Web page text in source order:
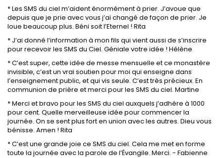
* Les SMS du ciel m’aident énormément à prier. J’avoue que
depuis que je prie avec vous j’ai changé de façon de prier. Je
loue beaucoup plus. Béni soit l’Eternel ! Rita
* J’ai donné l’information à mon fils qui vient aussi de s’inscrire
pour recevoir les SMS du Ciel. Géniale votre idée ! Hélène
* C’est super, cette idée de messe mensuelle et ce monastère
invisible, c’est un vrai soutien pour moi qui enseigne dans
l’enseignement public, et qui vis seule. C’est très précieux. En
communion de prière et merci pour les SMS du ciel. Martine
* Merci et bravo pour les SMS du ciel auxquels j’adhère à 1000
pour cent. Quelle merveilleuse idée pour commencer la
journée. On se sent plus fort en union avec les autres. Dieu vous
bénisse. Amen ! Rita
* C’est une grande joie ce SMS du ciel. Cela me met en forme
toute la journée avec la parole de l’Évangile. Merci. - Fabienne